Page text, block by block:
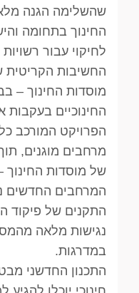
שהשלימה הגנה
החינוך בתחומה
לחיקוי עבור
החשיבות
מוסדות החינוך –
החינוכיים בעקבות אירועי
הפרויקט המורכב
מרחבים מוגנים,
של מוסדות החינוך
המרחבים החדשים
התקנים של פיקוד
נגישות מלאה
במדרגות.
התכנון החדשני